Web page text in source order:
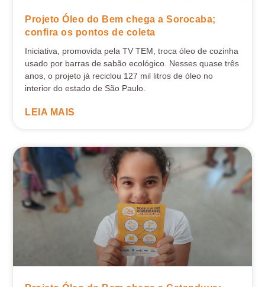
Projeto Óleo do Bem chega a Sorocaba;
confira os pontos de coleta
Iniciativa, promovida pela TV TEM, troca óleo de cozinha
usado por barras de sabão ecológico. Nesses quase três
anos, o projeto já reciclou 127 mil litros de óleo no
interior do estado de São Paulo.
LEIA MAIS